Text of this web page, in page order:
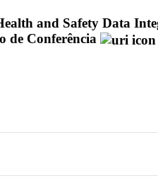
and Safety Data
de Conferência